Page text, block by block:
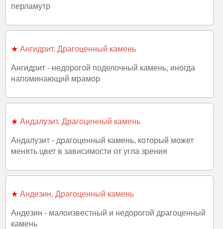
перламутр
★ Ангидрит. Драгоценный камень
Ангидрит - недорогой поделочный камень, иногда
напоминающий мрамор
★ Андалузит. Драгоценный камень
Андалузит - драгоценный камень, который может
менять цвет в зависимости от угла зрения
★ Андезин. Драгоценный камень
Андезин - малоизвестный и недорогой драгоценный
камень